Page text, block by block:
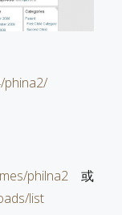
phina2/
philna2 或
list